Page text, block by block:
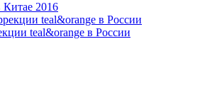
2016
teal&orange в России